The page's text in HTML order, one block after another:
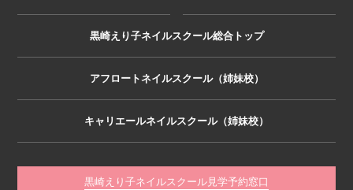
黒崎えり子ネイルスクール総合トップ
アフロートネイルスクール（姉妹校）
キャリエールネイルスクール（姉妹校）
黒崎えり子ネイルスクール見学予約窓口